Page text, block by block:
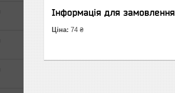
Інформація для замовлення
Ціна: 74 ₴